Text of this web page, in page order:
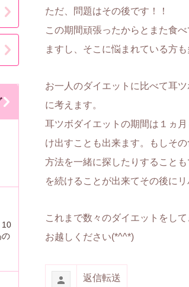
ただ、問題はその後です！！
この期間頑張ったからとまた食
ますし、そこに悩まれている方も
お一人のダイエットに比べて耳
に考えます。
耳ツボダイエットの期間は１ヵ
け出すことも出来ます。もしそ
方法を一緒に探したりすること
を続けることが出来てその後に
これまで数々のダイエットをし
お越しください(*^^*)
返信転送
10
の